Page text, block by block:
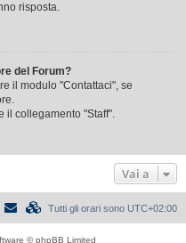
risposta.
del Forum?
il modulo "Contattaci", se
il collegamento "Staff".
Vai a
Tutti gli orari sono UTC+02:00
© phpBB Limited